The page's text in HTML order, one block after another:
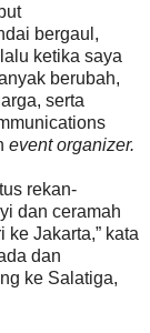
bergaul,
ketika saya
berubah,
serta
event organizer.
rekan-
dan ceramah
ke Jakarta,” kata
dan
ke Salatiga,